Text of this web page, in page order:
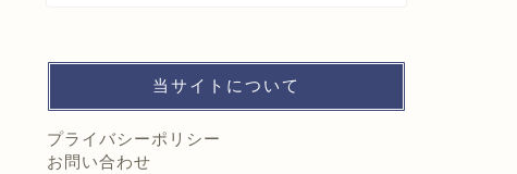
当サイトについて
プライバシーポリシー
お問い合わせ